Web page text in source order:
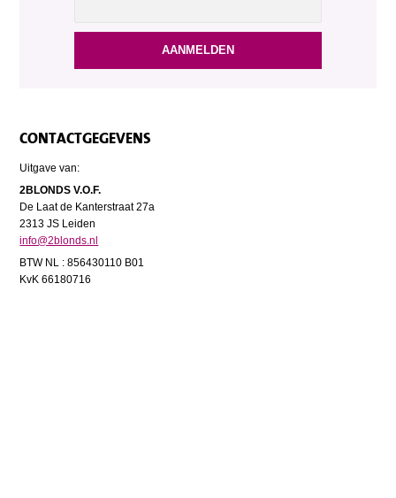
CONTACTGEGEVENS
Uitgave van:
2BLONDS V.O.F.
De Laat de Kanterstraat 27a
2313 JS Leiden
info@2blonds.nl
BTW NL : 856430110 B01
KvK 66180716